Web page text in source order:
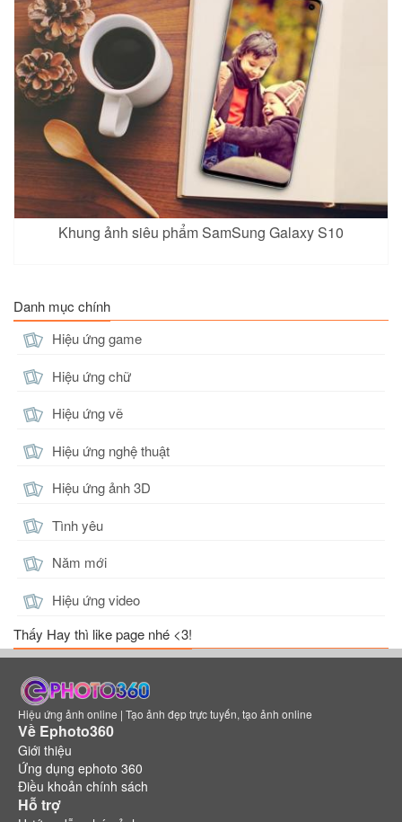
Khung ảnh siêu phẩm SamSung Galaxy S10
Danh mục chính
Hiệu ứng game
Hiệu ứng chữ
Hiệu ứng vẽ
Hiệu ứng nghệ thuật
Hiệu ứng ảnh 3D
Tình yêu
Năm mới
Hiệu ứng video
Thấy Hay thì like page nhé <3!
Hiệu ứng ảnh online | Tạo ảnh đẹp trực tuyến, tạo ảnh online
Về Ephoto360
Giới thiệu
Ứng dụng ephoto 360
Điều khoản chính sách
Hỗ trợ